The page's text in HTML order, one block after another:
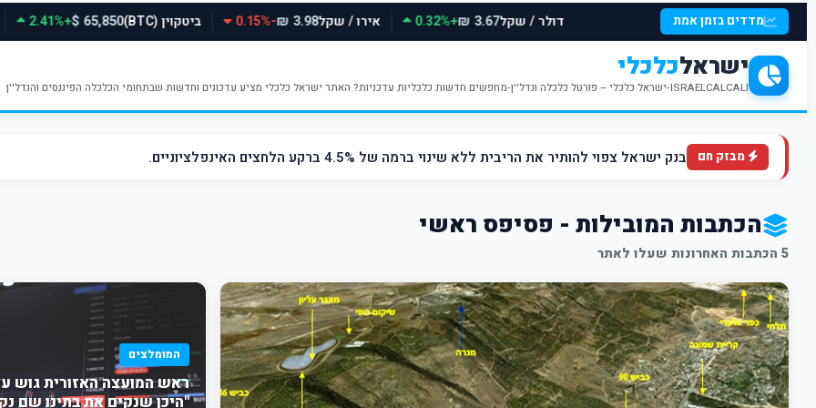
מדדים בזמן אמת דולר / שקל3.67 ₪
+0.32% אירו / שקל3.98 ₪
-0.15% ביטקוין (BTC) 65,850 $
+2.41%
ישראלכלכלי
ISRAELCALCALI-ישראל כלכלי – פורטל כלכלה ונדל''ן-מחפשים חדשות כלכליות עדכניות? האתר ישראל כלכלי מציע עדכונים וחדשות שבתחומי הכלכלה הפיננסים והנדל''ן
מבזק חם בנק ישראל צפוי להותיר את הריבית ללא שינוי ברמה של 4.5% ברקע הלחצים האינפלציוניים.
הכתבות המובילות - פסיפס ראשי
5 הכתבות האחרונות שעלו לאתר
המומלצים
ראש המועצה האזורית גוש
"היכן שנקים את בתינו שם